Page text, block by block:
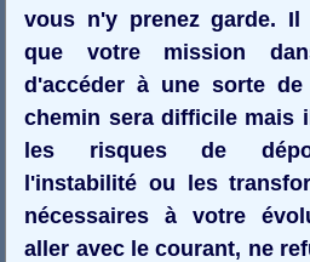
vous n'y prenez garde. Il
que votre mission
d'accéder à une sorte de
chemin sera difficile mais
les risques de
l'instabilité ou les
nécessaires à votre
aller avec le courant, ne